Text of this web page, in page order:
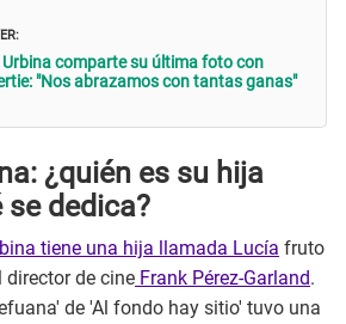
Urbina comparte su última foto con
"Nos abrazamos con tantas ganas"
¿quién es su hija
se dedica?
tiene una hija llamada Lucía fruto
director de cine Frank Pérez-Garland.
de 'Al fondo hay sitio' tuvo una